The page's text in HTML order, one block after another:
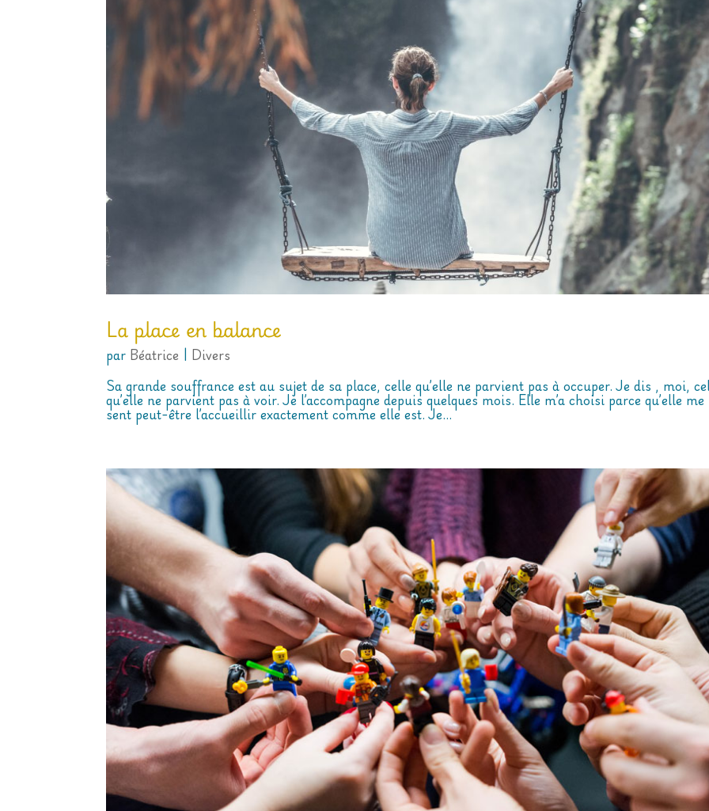
La place en balance
par Béatrice | Divers
Sa grande souffrance est au sujet de sa place, celle qu’elle ne parvient pas à occuper. Je dis , moi,
qu’elle ne parvient pas à voir. Je l’accompagne depuis quelques mois. Elle m’a choisi parce qu’elle me
sent peut-être l’accueillir exactement comme elle est. Je...